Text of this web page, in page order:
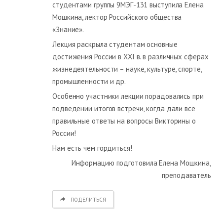
студентами группы 9МЭГ-131 выступила Елена
Мошкина, лектор Российского общества
«Знание».
Лекция раскрыла студентам основные
достижения России в XXI в. в различных сферах
жизнедеятельности – науке, культуре, спорте,
промышленности и др.
Особенно участники лекции порадовались при
подведении итогов встречи, когда дали все
правильные ответы на вопросы Викторины о
России!
Нам есть чем гордиться!
Информацию подготовила Елена Мошкина,
преподаватель
ПОДЕЛИТЬСЯ